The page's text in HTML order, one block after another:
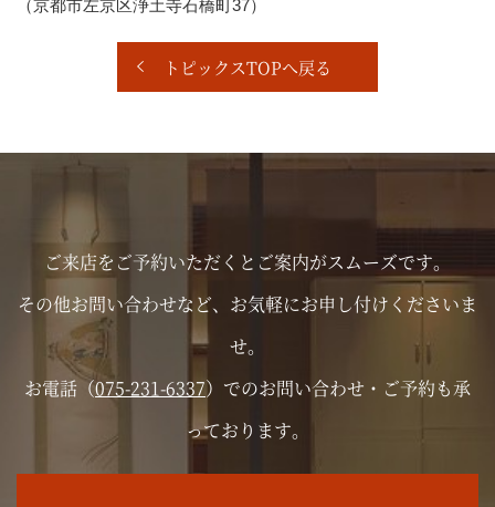
（京都市左京区浄土寺石橋町37）
トピックスTOPへ戻る
ご来店をご予約いただくとご案内がスムーズです。
その他お問い合わせなど、お気軽にお申し付けくださいま
せ。
お電話（075-231-6337）でのお問い合わせ・ご予約も承
っております。